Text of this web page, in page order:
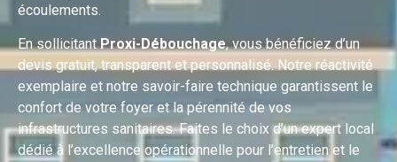
écoulements.
En sollicitantProxi-Débouchage, vous bénéficiez d’un
devis gratuit, transparent et personnalisé. Notre réactivité
exemplaire et notre savoir-faire technique garantissent le
confort de votre foyer et la pérennité de vos
infrastructures sanitaires. Faites le choix d’un expert local
dédié à l’excellence opérationnelle pour l’entretien et le